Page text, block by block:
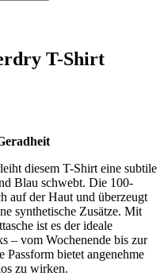
T-Shirt
diesem T-Shirt eine subtile
Blau schwebt. Die 100-
auf der Haut und überzeugt
synthetische Zusätze. Mit
ist es der ideale
– vom Wochenende bis zur
Passform bietet angenehme
zu wirken.